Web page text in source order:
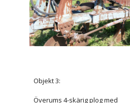
Objekt 3:
Överums 4-skärig plog med